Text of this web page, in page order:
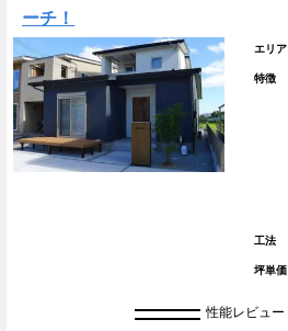
ーチ！
エリア
特徴
工法
坪単価
性能レビュー